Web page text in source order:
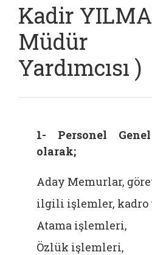
Kadir
Müdür
Yardımcısı )
1- Personel
olarak;
Aday Memurlar,
ilgili işlemler, kadro
Atama işlemleri,
Özlük işlemleri,